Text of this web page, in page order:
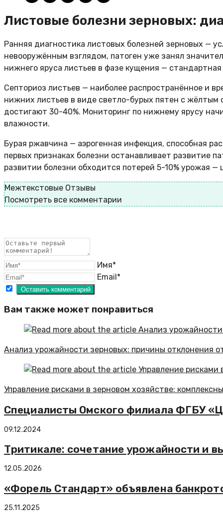
Листовые болезни зерновых:
Ранняя диагностика листовых болезней зерновых —
невооружённым взглядом, патоген уже занял
нижнего яруса листьев в фазе кущения —
Септориоз листьев — наиболее распространённое и
нижних листьев в виде светло-бурых пятен с жёлтым
достигают 30-40%. Мониторинг по нижнему ярусу
влажности.
Бурая ржавчина — аэрогенная инфекция, способная
первых признаках болезни останавливает развитие
развитии болезни обходится потерей 5-10% урожая
Межтекстовые Отзывы
Посмотреть все комментарии
Имя*
Email*
Вам также может понравиться
Анализ урожайности зерновых: причины отклонения
Управление рисками в зерновом хозяйстве:
Специалисты Омского филиала ФГБУ
09.12.2024
Тритикале: сочетание урожайности и
12.05.2026
«Форель Стандарт» объявлена
25.11.2025